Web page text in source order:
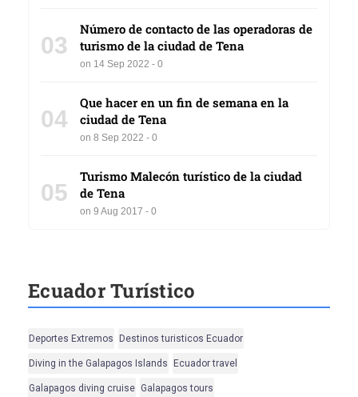
03
Número de contacto de las operadoras de
turismo de la ciudad de Tena
on 14 Sep 2022 - 0
04
Que hacer en un fin de semana en la
ciudad de Tena
on 8 Sep 2022 - 0
05
Turismo Malecón turístico de la ciudad
de Tena
on 9 Aug 2017 - 0
Ecuador Turístico
Deportes Extremos Destinos turisticos Ecuador
Diving in the Galapagos Islands Ecuador travel
Galapagos diving cruise Galapagos tours